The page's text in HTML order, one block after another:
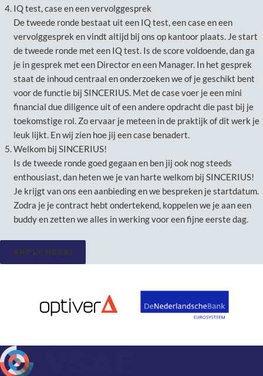
IQ test, case en een vervolggesprek
De tweede ronde bestaat uit een IQ test, een case en een
vervolggesprek en vindt altijd bij ons op kantoor plaats. Je start
de tweede ronde met een IQ test. Is de score voldoende, dan ga
je in gesprek met een Director en een Manager. In het gesprek
staat de inhoud centraal en onderzoeken we of je geschikt bent
voor de functie bij SINCERIUS. Met de case voer je een mini
financial due diligence uit of een andere opdracht die past bij je
toekomstige rol. Zo ervaar je meteen in de praktijk of dit werk je
leuk lijkt. En wij zien hoe jij een case benadert.
Welkom bij SINCERIUS!
Is de tweede ronde goed gegaan en ben jij ook nog steeds
enthousiast, dan heten we je van harte welkom bij SINCERIUS!
Je krijgt van ons een aanbieding en we bespreken je startdatum.
Zodra je je contract hebt ondertekend, koppelen we je aan een
buddy en zetten we alles in werking voor een fijne eerste dag.
APPLY HERE!